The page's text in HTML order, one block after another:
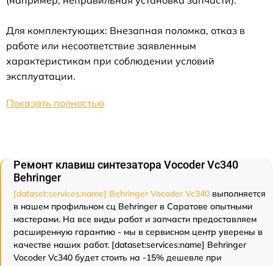
Для комплектующих: Внезапная поломка, отказ в
работе или несоответствие заявленным
характеристикам при соблюдении условий
эксплуатации.
Показать полностью
Ремонт клавиш синтезатора Vocoder Vc340
Behringer
[dataset:services:name] Behringer Vocoder Vc340 выполняется
в нашем профильном сц Behringer в Саратове опытными
мастерами. На все виды работ и запчасти предоставляем
расширенную гарантию - мы в сервисном центр уверены в
качестве наших работ. [dataset:services:name] Behringer
Vocoder Vc340 будет стоить на -15% дешевле при